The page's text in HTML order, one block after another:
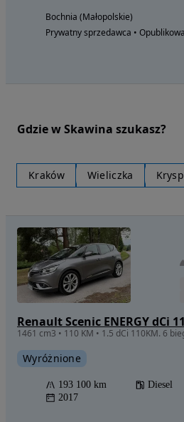
Bochnia (Małopolskie)
Prywatny sprzedawca •
Gdzie w Skawina szukasz?
Kraków Wieliczka
Renault Scenic ENERGY dCi
Wyróżnione
193 100 km Diesel
2017